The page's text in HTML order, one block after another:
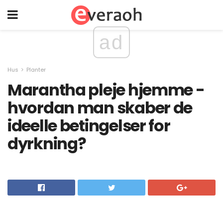
ad
Hus Planter
Marantha pleje hjemme -
hvordan man skaber de
ideelle betingelser for
dyrkning?